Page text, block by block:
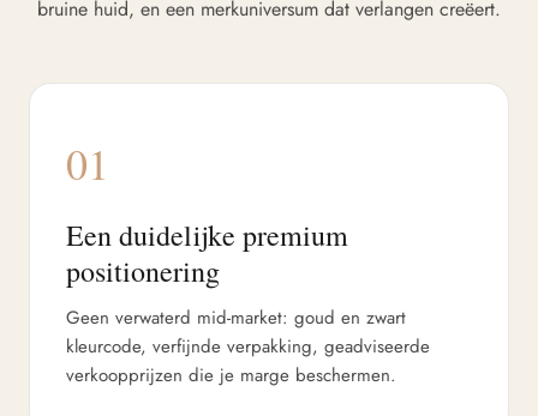
bruine huid, en een merkuniversum dat verlangen creëert.
01
Een duidelijke premium
positionering
Geen verwaterd mid-market: goud en zwart
kleurcode, verfijnde verpakking, geadviseerde
verkoopprijzen die je marge beschermen.